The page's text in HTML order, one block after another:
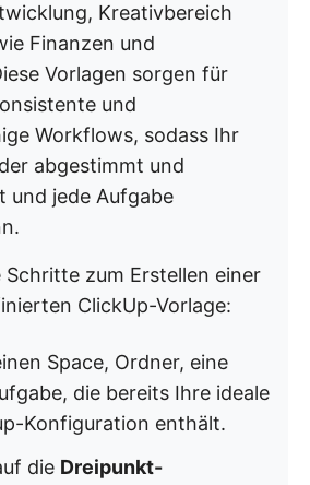
Kreativbereich
Finanzen und
Vorlagen sorgen für
und
Workflows, sodass Ihr
abgestimmt und
und jede Aufgabe
Schritte zum Erstellen einer
ClickUp-Vorlage:
Space, Ordner, eine
die bereits Ihre ideale
Konfiguration enthält.
die Dreipunkt-